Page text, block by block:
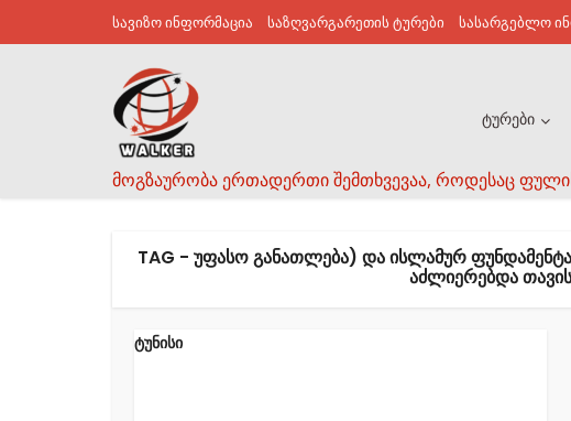
სავიზო ინფორმაცია საზღვარგარეთის ტურები სასარგებლო
მოგზაურობა ერთადერთი შემთხვევაა, როდესაც
ტურები
TAG - ᲣᲤᲐᲡᲝ ᲒᲐᲜᲐᲗᲚᲔᲑᲐ) ᲓᲐ ᲘᲡᲚᲐᲛᲣᲠ
ᲐᲫᲚᲘᲔᲠᲔᲑᲓᲐ
ტუნისი